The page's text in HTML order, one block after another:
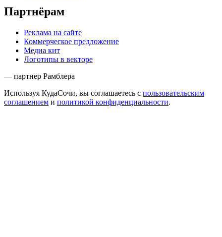
Партнёрам
Реклама на сайте
Коммерческое предложение
Медиа кит
Логотипы в векторе
— партнер Рамблера
Используя КудаСочи, вы соглашаетесь с пользовательским
соглашением и политикой конфиденциальности.